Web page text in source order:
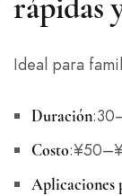
Ideal para
Duración
Costo
Aplicaciones